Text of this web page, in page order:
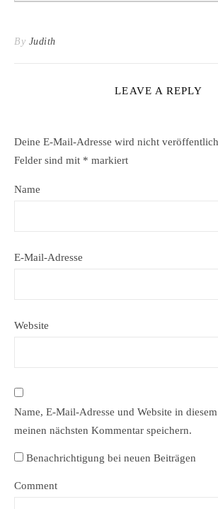
By Judith
LEAVE A REPLY
Deine E-Mail-Adresse wird nicht
Felder sind mit * markiert
Name
E-Mail-Adresse
Website
Name, E-Mail-Adresse und Website in
meinen nächsten Kommentar speichern.
Benachrichtigung bei neuen Beiträgen
Comment